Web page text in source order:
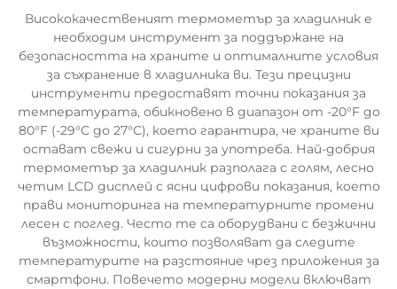
Висококачественият термометър за хладилник е
необходим инструмент за поддържане на
безопасността на храните и оптималните условия
за съхранение в хладилника ви. Тези прецизни
инструменти предоставят точни показания за
температурата, обикновено в диапазон от -20°F до
80°F (-29°C до 27°C), което гарантира, че храните ви
остават свежи и сигурни за употреба. Най-добрия
термометър за хладилник разполага с голям, лесно
четим LCD дисплей с ясни цифрови показания, което
прави мониторинга на температурните промени
лесен с поглед. Често те са оборудвани с безжични
възможности, които позволяват да следите
температурите на разстояние чрез приложения за
смартфони. Повечето модерни модели включват